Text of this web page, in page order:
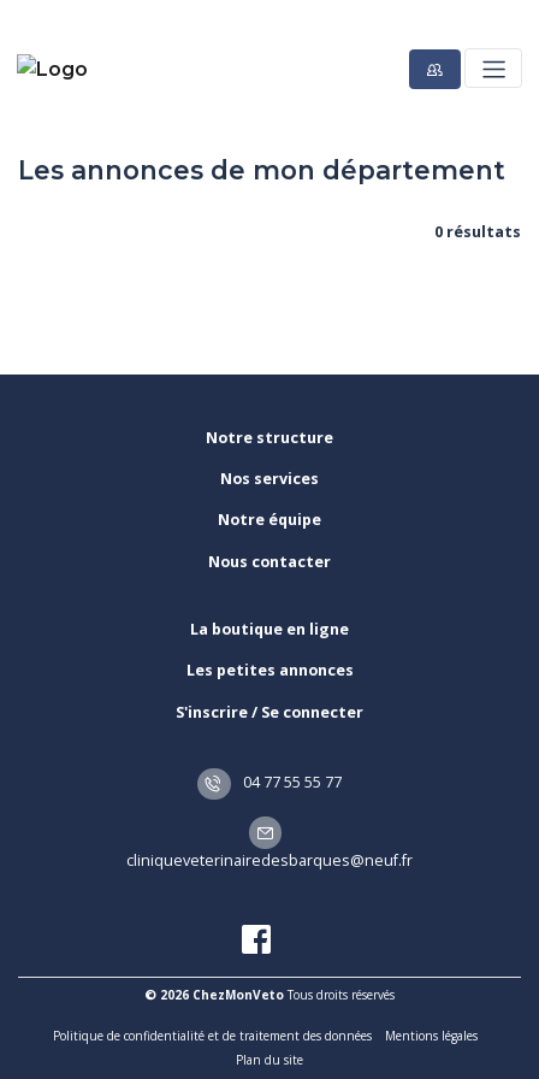
Les annonces de mon département
0 résultats
Notre structure
Nos services
Notre équipe
Nous contacter
La boutique en ligne
Les petites annonces
S'inscrire / Se connecter
04 77 55 55 77
cliniqueveterinairedesbarques@neuf.fr
© 2026 ChezMonVetoTous droits réservés
Politique de confidentialité et de traitement des données
Mentions légales
Plan du site